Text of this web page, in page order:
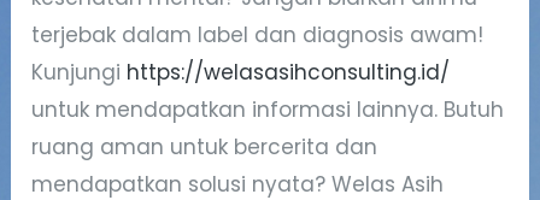
terjebak dalam label dan diagnosis awam!
Kunjungi https://welasasihconsulting.id/
untuk mendapatkan informasi lainnya. Butuh
ruang aman untuk bercerita dan
mendapatkan solusi nyata? Welas Asih